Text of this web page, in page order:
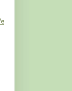
749824109264101